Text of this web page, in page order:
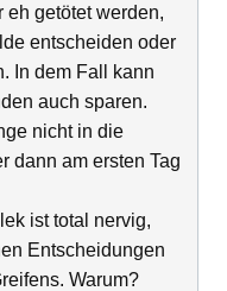
eh getötet werden,
entscheiden oder
In dem Fall kann
auch sparen.
nicht in die
dann am ersten Tag
ist total nervig,
Entscheidungen
Warum?